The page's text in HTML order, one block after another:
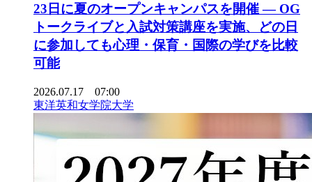
23日に夏のオープンキャンパスを開催 ― OG
トークライブと入試対策講座を実施、どの日
に参加しても心理・保育・国際の学びを比較
可能
2026.07.17 07:00
東洋英和女学院大学